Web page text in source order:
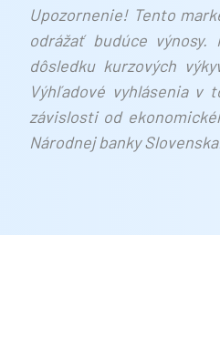
Upozornenie! Tento
odrážať budúce
dôsledku kurzových
Výhľadové vyhlásenia v
závislosti od
Národnej banky